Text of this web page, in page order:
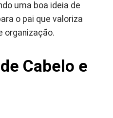
uma boa ideia de
o pai que valoriza
organização.
Cabelo e